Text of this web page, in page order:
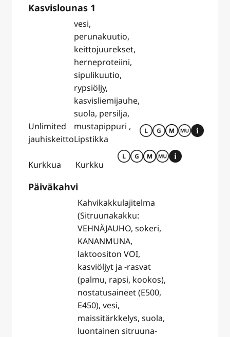
Kasvislounas 1
Unlimited
jauhiskeitto
vesi,
perunakuutio,
keittojuurekset,
herneproteiini,
sipulikuutio,
rypsiöljy,
kasvisliemijauhe,
suola, persilja,
mustapippuri ,
Lipstikka
Kurkkua Kurkku
Päiväkahvi
Kahvikakkulajitelma
(Sitruunakakku:
VEHNÄJAUHO, sokeri,
KANANMUNA,
laktoositon VOI,
kasviöljyt ja -rasvat
(palmu, rapsi, kookos),
nostatusaineet (E500,
E450), vesi,
maissitärkkelys, suola,
luontainen sitruuna-